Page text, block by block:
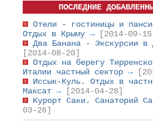
ПОСЛЕДНИЕ
Отели - гостиницы и
Отдых в Крыму →
[2014-09-
Два Банана - Экскурсии в
[2014-08-20]
Отдых на берегу
Италии частный сектор →
Иссык-Куль. Отдых в
Максат →
[2014-04-28]
Курорт Саки. Санаторий
03-26]